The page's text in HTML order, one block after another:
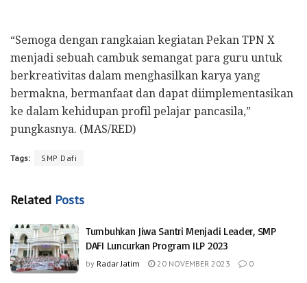
“Semoga dengan rangkaian kegiatan Pekan TPN X
menjadi sebuah cambuk semangat para guru untuk
berkreativitas dalam menghasilkan karya yang
bermakna, bermanfaat dan dapat diimplementasikan
ke dalam kehidupan profil pelajar pancasila,”
pungkasnya. (MAS/RED)
Tags: SMP Dafi
Related Posts
Tumbuhkan Jiwa Santri Menjadi Leader, SMP
DAFI Luncurkan Program ILP 2023
by Radar Jatim 20 NOVEMBER 2023 0